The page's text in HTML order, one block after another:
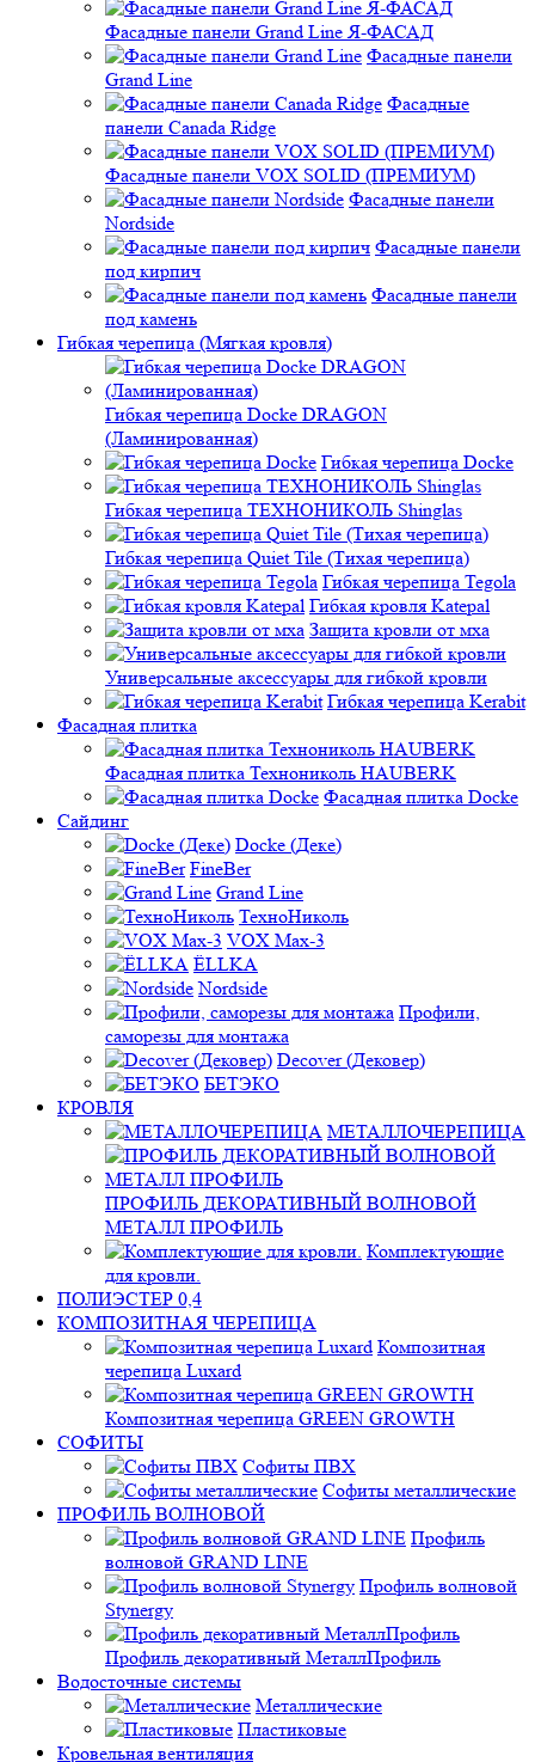
Фасадные панели Grand Line Я-ФАСАД
Фасадные панели
Grand Line
Фасадные
панели Canada Ridge
Фасадные панели VOX SOLID (ПРЕМИУМ)
Фасадные панели
Nordside
Фасадные панели
под кирпич
Фасадные панели
под камень
Гибкая черепица (Мягкая кровля)
Гибкая черепица Docke DRAGON
(Ламинированная)
Гибкая черепица Docke
Гибкая черепица ТЕХНОНИКОЛЬ Shinglas
Гибкая черепица Quiet Tile (Тихая черепица)
Гибкая черепица Tegola
Гибкая кровля Katepal
Защита кровли от мха
Универсальные аксессуары для гибкой кровли
Гибкая черепица Kerabit
Фасадная плитка
Фасадная плитка Технониколь HAUBERK
Фасадная плитка Docke
Сайдинг
Docke (Деке)
FineBer
Grand Line
ТехноНиколь
VOX Max-3
ЁLLKA
Nordside
Профили,
саморезы для монтажа
Decover (Дековер)
БЕТЭКО
КРОВЛЯ
МЕТАЛЛОЧЕРЕПИЦА
ПРОФИЛЬ ДЕКОРАТИВНЫЙ ВОЛНОВОЙ
МЕТАЛЛ ПРОФИЛЬ
Комплектующие
для кровли.
ПОЛИЭСТЕР 0,4
КОМПОЗИТНАЯ ЧЕРЕПИЦА
Композитная
черепица Luxard
Композитная черепица GREEN GROWTH
СОФИТЫ
Софиты ПВХ
Софиты металлические
ПРОФИЛЬ ВОЛНОВОЙ
Профиль
волновой GRAND LINE
Профиль волновой
Stynergy
Профиль декоративный МеталлПрофиль
Водосточные системы
Металлические
Пластиковые
Кровельная вентиляция